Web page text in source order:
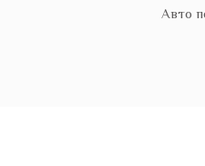
Авто